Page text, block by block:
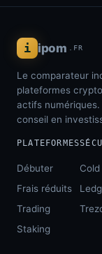
i ipom .FR
Le comparateur
plateformes
actifs
conseil en
PLATEFORMES
Débuter
Frais réduits
Trading
Staking